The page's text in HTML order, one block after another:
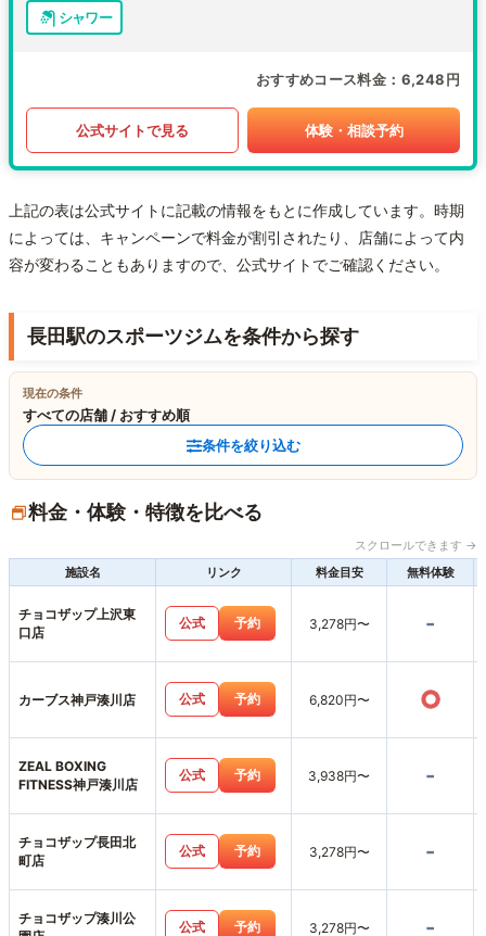
シャワー
おすすめコース料金 6,248円
公式サイトで見る 体験・相談予約
上記の表は公式サイトに記載の情報をもとに作成しています。時期
によっては、キャンペーンで料金が割引されたり、店舗によって内
容が変わることもありますので、公式サイトでご確認ください。
長田駅のスポーツジムを条件から探す
現在の条件
すべての店舗 / おすすめ順
条件を絞り込む
料金・体験・特徴を比べる
スクロールできます →
施設名
リンク 料金目安 無料体験
チョコザップ上沢東
口店
公式 予約 3,278円〜 -
カーブス神戸湊川店 公式 予約 6,820円〜 ○
ZEAL BOXING
FITNESS神戸湊川店
公式 予約 3,938円〜 -
チョコザップ長田北
町店
公式 予約 3,278円〜 -
チョコザップ湊川公
公式 予約 3,278円〜 -